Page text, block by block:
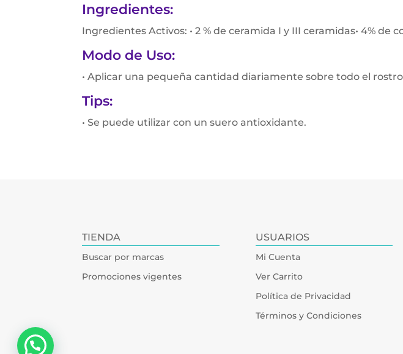
Ingredientes:
Ingredientes Activos: • 2 % de ceramida I y III ceramidas• 4% de
Modo de Uso:
• Aplicar una pequeña cantidad diariamente sobre todo el
Tips:
• Se puede utilizar con un suero antioxidante.
TIENDA
Buscar por marcas
Promociones vigentes
USUARIOS
Mi Cuenta
Ver Carrito
Política de Privacidad
Términos y Condiciones